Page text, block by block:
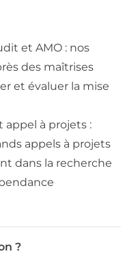
et AMO : nos
des maîtrises
et évaluer la mise
appel à projets :
appels à projets
dans la recherche
?